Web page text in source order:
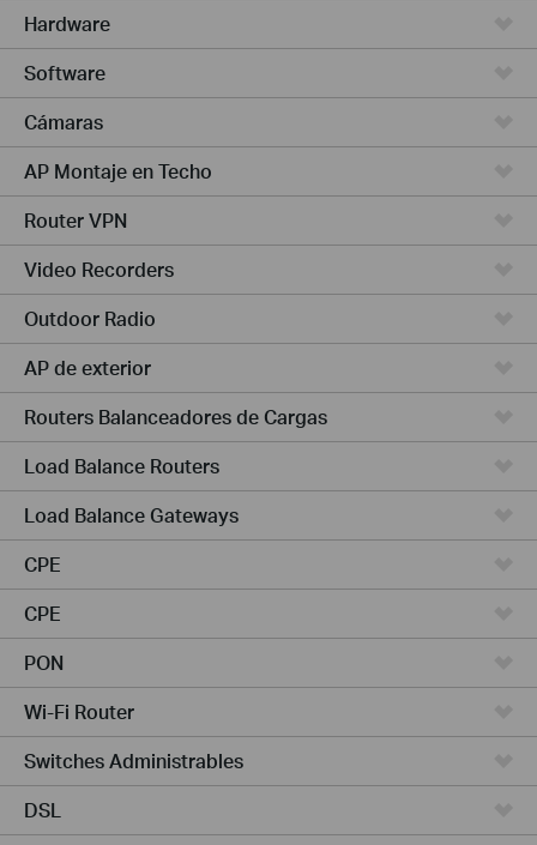
Hardware
Software
Cámaras
AP Montaje en Techo
Router VPN
Video Recorders
Outdoor Radio
AP de exterior
Routers Balanceadores de Cargas
Load Balance Routers
Load Balance Gateways
CPE
CPE
PON
Wi-Fi Router
Switches Administrables
DSL